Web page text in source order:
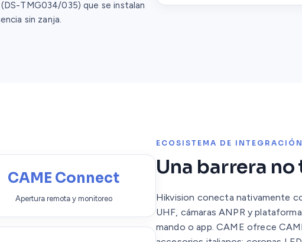
TMG034/035) que se instalan
sin zanja.
ECOSISTEMA DE INTEGRACIÓN
Una barrera
Hikvision conecta nativamente
UHF, cámaras ANPR y
mando o app. CAME ofrece
CAME Connect
Apertura remota y monitoreo